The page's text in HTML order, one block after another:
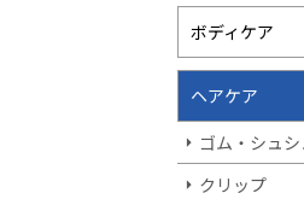
ボディケア
ヘアケア
ゴム・シュシ
クリップ